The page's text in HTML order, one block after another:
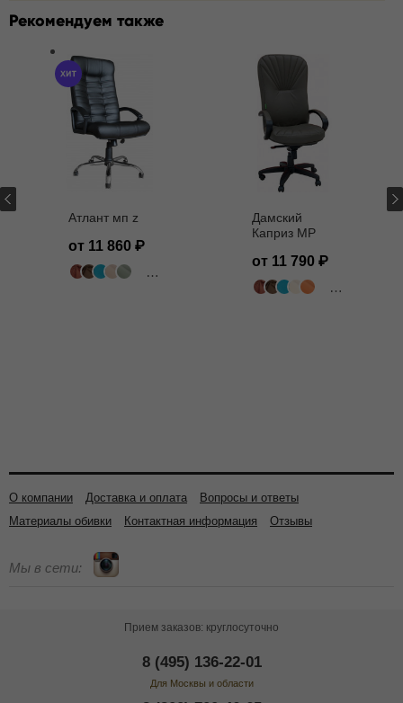
Рекомендуем также
Атлант мп z
от 11 860
502 цвета
Дамский
Каприз MP
от 11 790
502 цвета
О компании Доставка и оплата
Вопросы и ответы
Материалы обивки
Контактная информация Отзывы
Мы в сети:
Прием заказов: круглосуточно
8 (495) 136-22-01
Для Москвы и области